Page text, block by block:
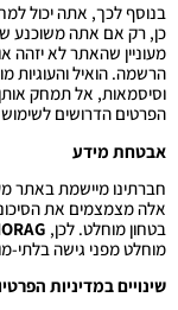
כן, רק אם אתה משוכנע
מעוניין שהאתר לא יזהה
הרשמה. הואיל
וסיסמאות, אל תמחק
הפרטים הדרושים
אבטחת מידע
חברתינו מיישמת באתר
אלה מצמצמים את
בטחון מוחלט. לכן,
מוחלט מפני גישה בלתי-
שינויים במדיניות